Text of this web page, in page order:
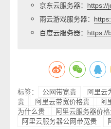
京东云服务器： https://
雨云游戏服务器：
百度云服务器： https://
标签： 公网带宽贵 阿里云
贵
阿里云带宽价格贵 阿
为什么贵
阿里云服务器价
阿里云服务器公网带宽贵